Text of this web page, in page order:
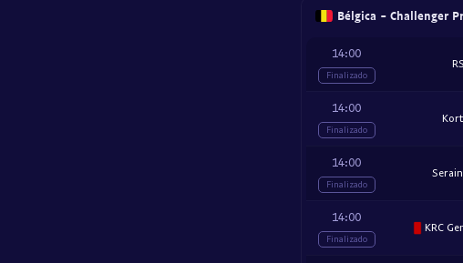
Bélgica - Challenger
14:00
Finalizado
14:00
Finalizado
14:00
Finalizado
14:00
Finalizado
KRC